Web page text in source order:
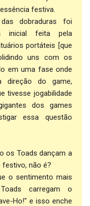
festiva.
dobraduras foi
inicial feita pela
portáteis [que
uns com os
em uma fase onde
direção do game,
tivesse jogabilidade
dos games
essa questão
os Toads dançam a
festivo, não é?
o sentimento mais
carregam o
Ho!" e isso enche